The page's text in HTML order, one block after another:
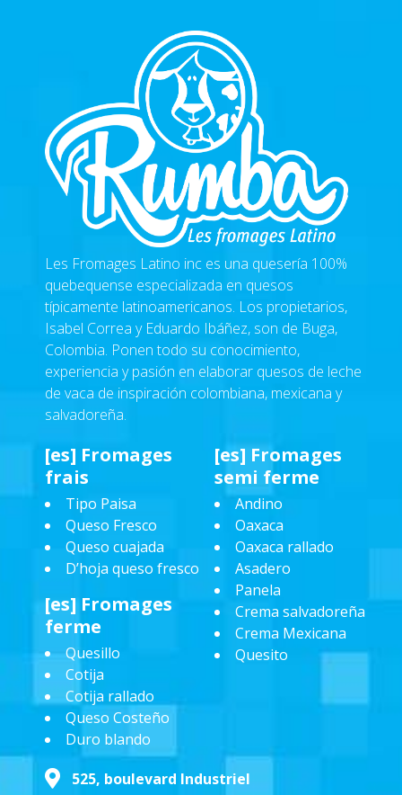
Les Fromages Latino inc es una quesería 100%
quebequense especializada en quesos
típicamente latinoamericanos. Los propietarios,
Isabel Correa y Eduardo Ibáñez, son de Buga,
Colombia. Ponen todo su conocimiento,
experiencia y pasión en elaborar quesos de leche
de vaca de inspiración colombiana, mexicana y
salvadoreña.
[es] Fromages
frais
Tipo Paisa
Queso Fresco
Queso cuajada
D’hoja queso fresco
[es] Fromages
ferme
Quesillo
Cotija
Cotija rallado
Queso Costeño
Duro blando
[es] Fromages
semi ferme
Andino
Oaxaca
Oaxaca rallado
Asadero
Panela
Crema salvadoreña
Crema Mexicana
Quesito
525, boulevard Industriel